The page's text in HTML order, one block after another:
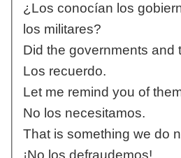
¿Los conocían los
los militares?
Did the governments and
Los recuerdo.
Let me remind you of
No los necesitamos.
That is something we do